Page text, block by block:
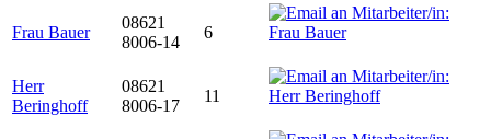
Frau Bauer
08621
8006-14
6
Herr
Beringhoff
08621
8006-17
11